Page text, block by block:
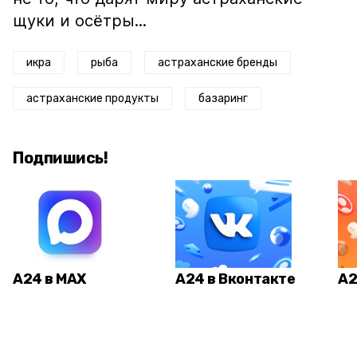
щуки и осётры...
икра рыба астраханские бренды
астраханские продукты базаринг
Подпишись!
А24 в MAX А24 в Вконтакте